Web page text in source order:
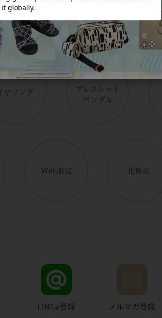
Category
アイテムカテゴリー
LINE@登録 メルマガ登録